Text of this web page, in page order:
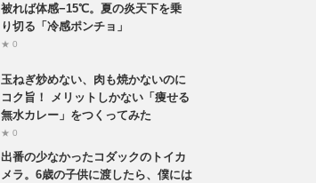
被れば体感−15℃。夏の炎天下を乗
り切る「冷感ポンチョ」
★ 0
玉ねぎ炒めない、肉も焼かないのに
コク旨！ メリットしかない「痩せる
無水カレー」をつくってみた
★ 0
出番の少なかったコダックのトイカ
メラ。6歳の子供に渡したら、僕には